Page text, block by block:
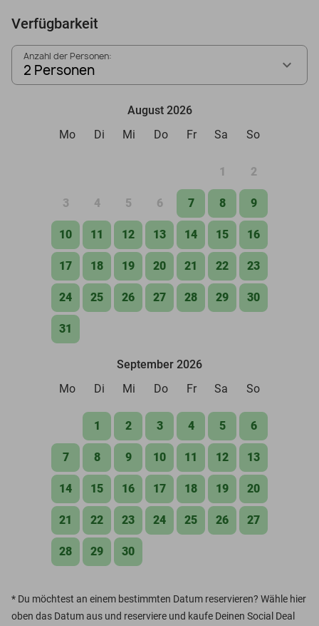
Verfügbarkeit
Anzahl der Personen:
2 Personen
August 2026
Mo
Di Mi Do Fr Sa So
1 2
3 4 5 6 7 8 9
10 11 12 13 14 15 16
17 18 19 20 21 22 23
24 25 26 27 28 29 30
31
September 2026
Mo
Di Mi Do Fr Sa So
1 2 3 4 5 6
7 8 9 10 11 12 13
14 15 16 17 18 19 20
21 22 23 24 25 26 27
28 29 30
* Du möchtest an einem bestimmten Datum reservieren? Wähle hier
oben das Datum aus und reserviere und kaufe Deinen Social Deal